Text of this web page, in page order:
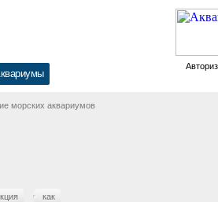
морских аквариумов
как